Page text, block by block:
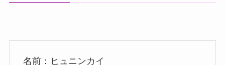
名前：ヒュニンカイ